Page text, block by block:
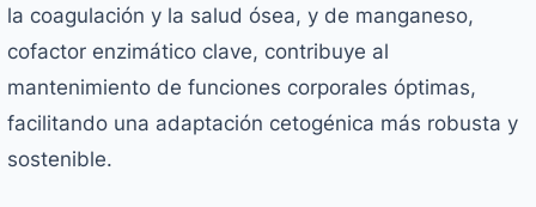
la coagulación y la salud ósea, y de manganeso,
cofactor enzimático clave, contribuye al
mantenimiento de funciones corporales óptimas,
facilitando una adaptación cetogénica más robusta y
sostenible.